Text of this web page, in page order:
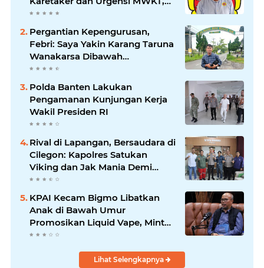
Saat Suasana Berduka
Pergantian Kepengurusan,
Febri: Saya Yakin Karang Taruna
Wanakarsa Dibawah
Kepemimpinan Bung Entus
Polda Banten Lakukan
Pengamanan Kunjungan Kerja
Wakil Presiden RI
Rival di Lapangan, Bersaudara di
Cilegon: Kapolres Satukan
Viking dan Jak Mania Demi
Nobar Damai Piala Presiden
KPAI Kecam Bigmo Libatkan
Anak di Bawah Umur
Promosikan Liquid Vape, Minta
Aparat Bertindak Tegas
Lihat Selengkapnya